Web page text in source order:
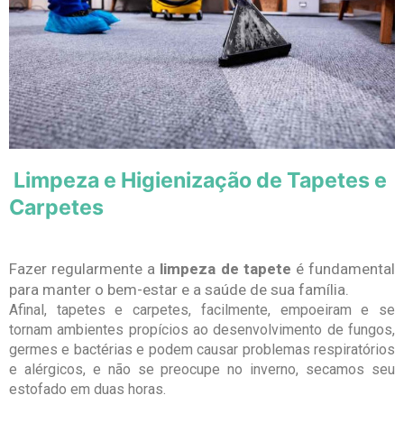
Limpeza e Higienização de Tapetes e
Carpetes
Fazer regularmente a limpeza de tapete é fundamental
para manter o bem-estar e a saúde de sua família.
Afinal, tapetes e carpetes, facilmente, empoeiram e se
tornam ambientes propícios ao desenvolvimento de fungos,
germes e bactérias e podem causar problemas respiratórios
e alérgicos, e não se preocupe no inverno, secamos seu
estofado em duas horas.